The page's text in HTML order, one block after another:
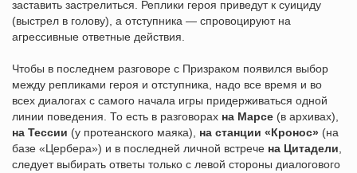
заставить застрелиться. Реплики героя приведут к суициду
(выстрел в голову), а отступника — спровоцируют на
агрессивные ответные действия.
Чтобы в последнем разговоре с Призраком появился выбор
между репликами героя и отступника, надо все время и во
всех диалогах с самого начала игры придерживаться одной
линии поведения. То есть в разговорах на Марсе (в архивах),
на Тессии (у протеанского маяка), на станции «Кронос» (на
базе «Цербера») и в последней личной встрече на Цитадели
следует выбирать ответы только с левой стороны диалогового